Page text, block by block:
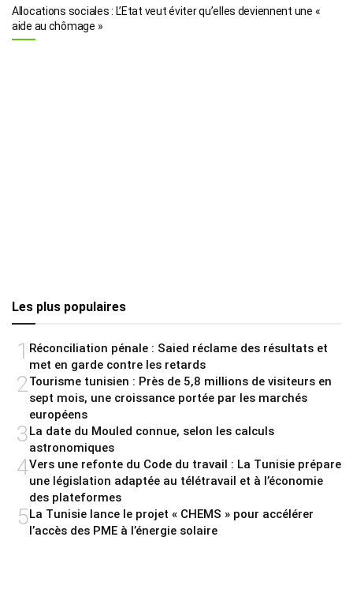
Allocations sociales : L’Etat veut éviter qu’elles deviennent une «
aide au chômage »
Les plus populaires
1 Réconciliation pénale : Saied réclame des résultats et
met en garde contre les retards
2Tourisme tunisien : Près de 5,8 millions de visiteurs en
sept mois, une croissance portée par les marchés
européens
3La date du Mouled connue, selon les calculs
astronomiques
4Vers une refonte du Code du travail : La Tunisie prépare
une législation adaptée au télétravail et à l’économie
des plateformes
5La Tunisie lance le projet « CHEMS » pour accélérer
l’accès des PME à l’énergie solaire